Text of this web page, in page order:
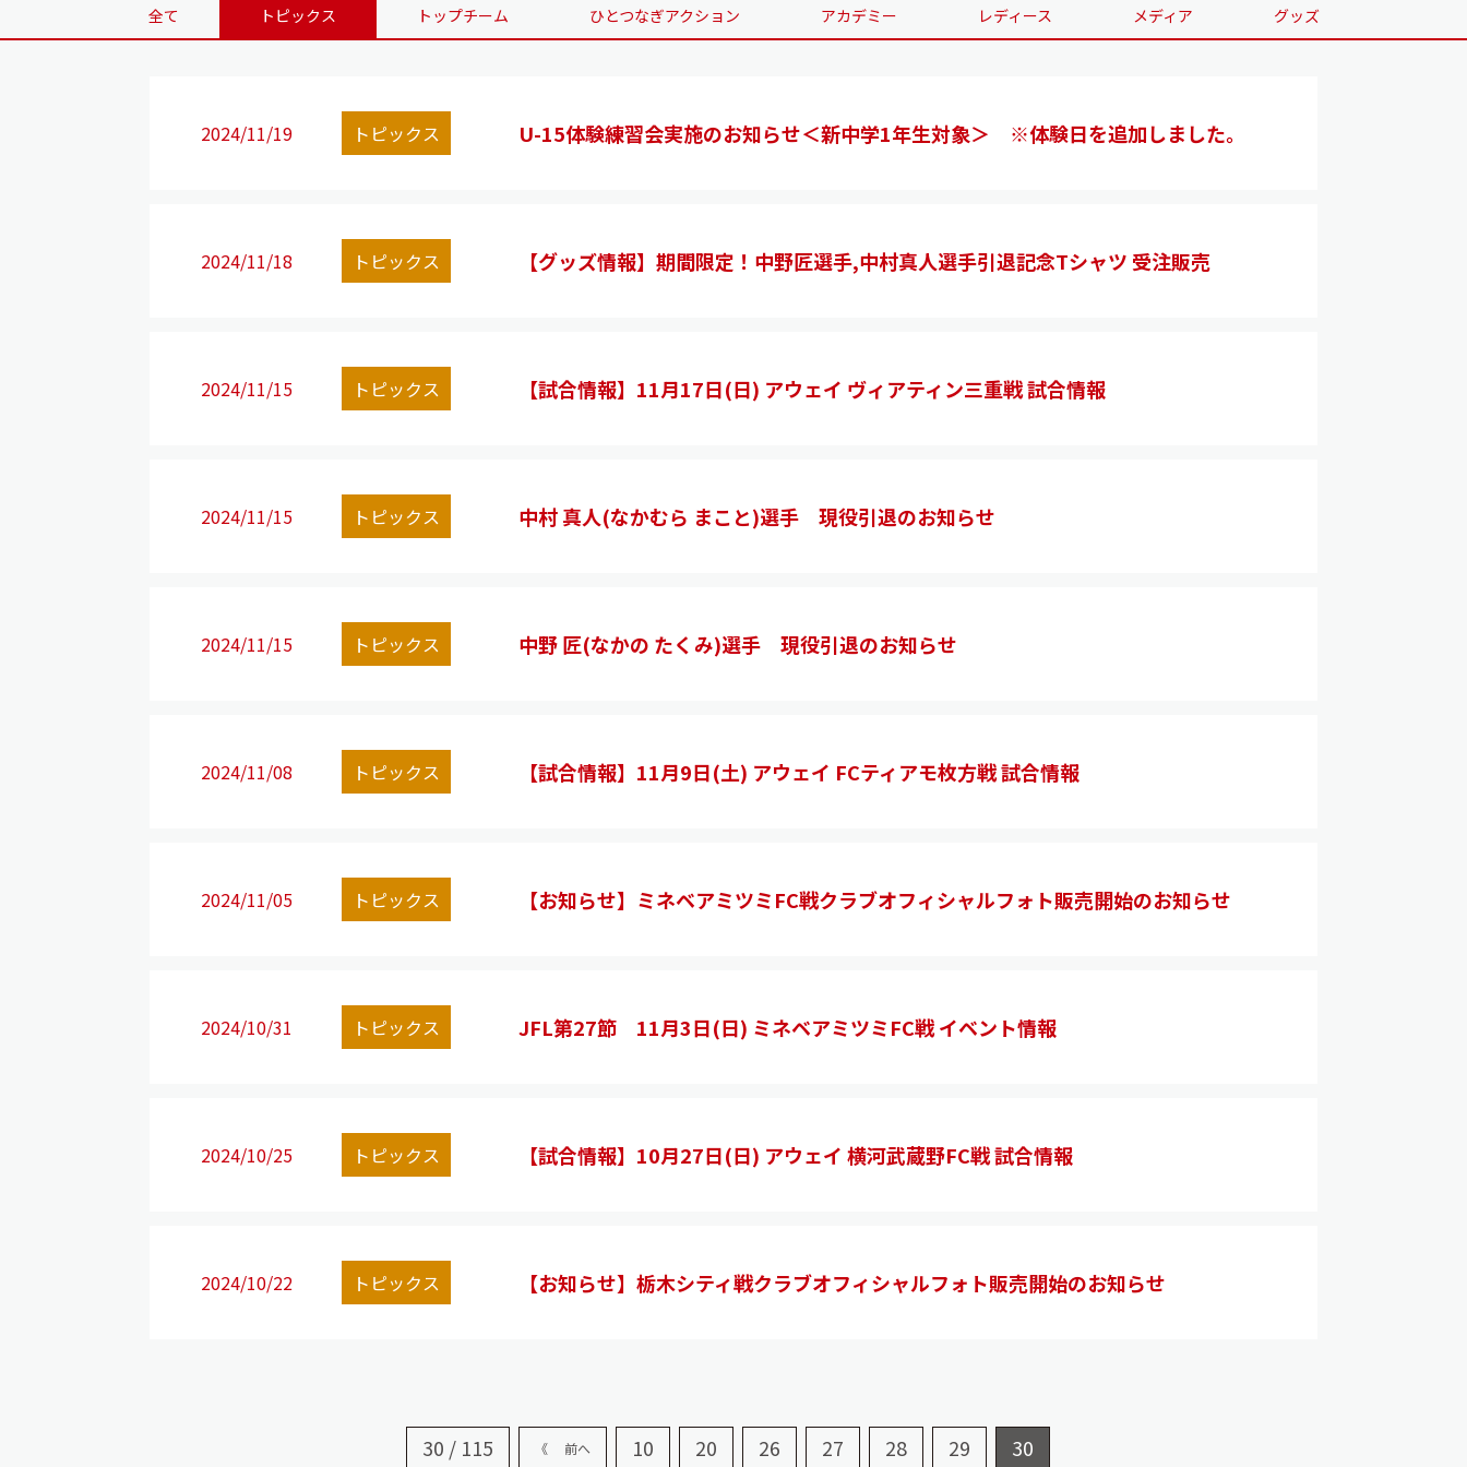
全て トピックス トップチーム ひとつなぎアクション アカデミー レディース メディア グッズ
2024/11/19 トピックス U-15体験練習会実施のお知らせ＜新中学1年生対象＞ ※体験日を追加しました。
2024/11/18 トピックス 【グッズ情報】期間限定！中野匠選手,中村真人選手引退記念Tシャツ 受注販売
2024/11/15 トピックス 【試合情報】11月17日(日) アウェイ ヴィアティン三重戦 試合情報
2024/11/15 トピックス 中村 真人(なかむら まこと)選手 現役引退のお知らせ
2024/11/15 トピックス 中野 匠(なかの たくみ)選手 現役引退のお知らせ
2024/11/08 トピックス 【試合情報】11月9日(土) アウェイ FCティアモ枚方戦 試合情報
2024/11/05 トピックス 【お知らせ】ミネベアミツミFC戦クラブオフィシャルフォト販売開始のお知らせ
2024/10/31 トピックス JFL第27節 11月3日(日) ミネベアミツミFC戦 イベント情報
2024/10/25 トピックス 【試合情報】10月27日(日) アウェイ 横河武蔵野FC戦 試合情報
2024/10/22 トピックス 【お知らせ】栃木シティ戦クラブオフィシャルフォト販売開始のお知らせ
30 / 115 《 前へ 10 20 26 27 28 29 30